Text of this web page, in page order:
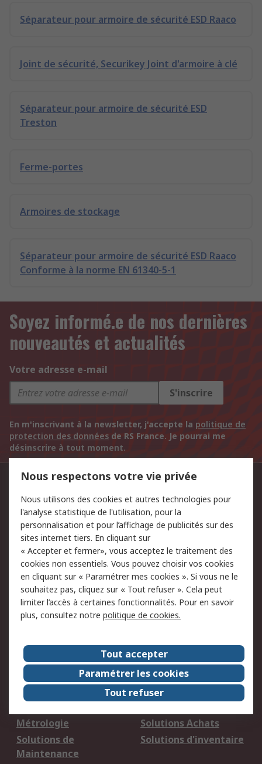
Séparateur pour armoire de sécurité ESD Raaco
Joint de sécurité, Securikey Joint d'armoire à clé
Séparateur pour armoire de sécurité ESD
Treston
Ferme-portes
Armoires de stockage
Séparateur pour armoire de sécurité ESD Raaco
Conforme à la norme EN 61340-5-1
Soyez informé.e de nos dernières
nouveautés et actualités
Votre adresse e-mail
S'inscrire
En m'inscrivant à la newsletter, j'accepte la politique de
protection des données de RS France. Je pourrai me
désinscrire à tout moment.
Contactez-nous
09 69 32 22 34 (prix d'un appel local).
Par e-mail dans Aide & Contact
Retrouvez-nous sur
Nous acceptons
Services
Aide & Contact
Ouvrir un compte
professionnel
Métrologie
Solutions Achats
Solutions de
Maintenance
Solutions d'inventaire
Nous respectons votre vie privée
Nous utilisons des cookies et autres technologies pour
l'analyse statistique de l'utilisation, pour la
personnalisation et pour l’affichage de publicités sur des
sites internet tiers. En cliquant sur
« Accepter et fermer», vous acceptez le traitement des
cookies non essentiels. Vous pouvez choisir vos cookies
en cliquant sur « Paramétrer mes cookies ». Si vous ne le
souhaitez pas, cliquez sur « Tout refuser ». Cela peut
limiter l’accès à certaines fonctionnalités. Pour en savoir
plus, consultez notre politique de cookies.
Tout accepter
Paramétrer les cookies
Tout refuser